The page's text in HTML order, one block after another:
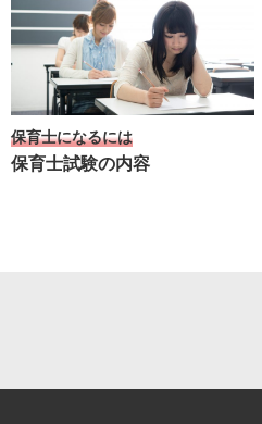
保育士になるには
保育士試験の内容